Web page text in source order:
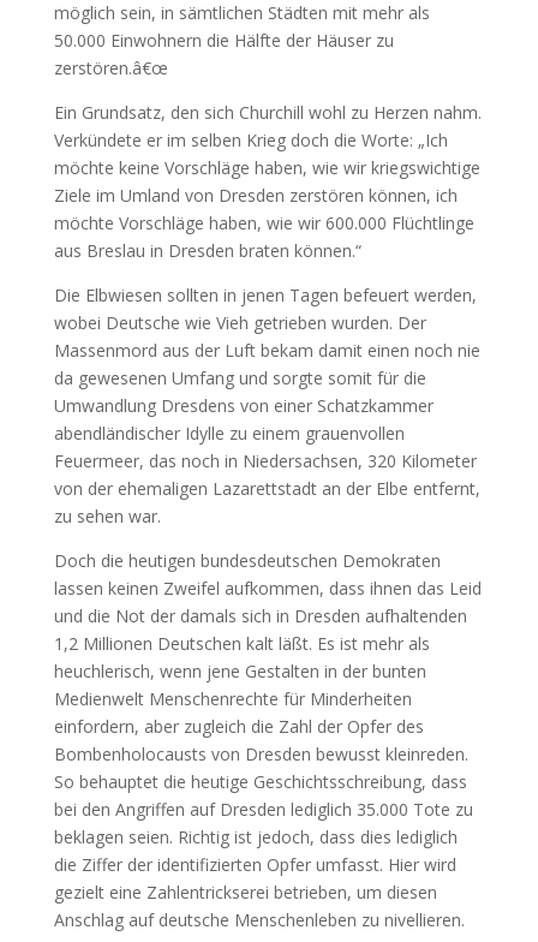
möglich sein, in sämtlichen Städten mit mehr als
50.000 Einwohnern die Hälfte der Häuser zu
zerstören.â€œ
Ein Grundsatz, den sich Churchill wohl zu Herzen nahm.
Verkündete er im selben Krieg doch die Worte: „Ich
möchte keine Vorschläge haben, wie wir kriegswichtige
Ziele im Umland von Dresden zerstören können, ich
möchte Vorschläge haben, wie wir 600.000 Flüchtlinge
aus Breslau in Dresden braten können.“
Die Elbwiesen sollten in jenen Tagen befeuert werden,
wobei Deutsche wie Vieh getrieben wurden. Der
Massenmord aus der Luft bekam damit einen noch nie
da gewesenen Umfang und sorgte somit für die
Umwandlung Dresdens von einer Schatzkammer
abendländischer Idylle zu einem grauenvollen
Feuermeer, das noch in Niedersachsen, 320 Kilometer
von der ehemaligen Lazarettstadt an der Elbe entfernt,
zu sehen war.
Doch die heutigen bundesdeutschen Demokraten
lassen keinen Zweifel aufkommen, dass ihnen das Leid
und die Not der damals sich in Dresden aufhaltenden
1,2 Millionen Deutschen kalt läßt. Es ist mehr als
heuchlerisch, wenn jene Gestalten in der bunten
Medienwelt Menschenrechte für Minderheiten
einfordern, aber zugleich die Zahl der Opfer des
Bombenholocausts von Dresden bewusst kleinreden.
So behauptet die heutige Geschichtsschreibung, dass
bei den Angriffen auf Dresden lediglich 35.000 Tote zu
beklagen seien. Richtig ist jedoch, dass dies lediglich
die Ziffer der identifizierten Opfer umfasst. Hier wird
gezielt eine Zahlentrickserei betrieben, um diesen
Anschlag auf deutsche Menschenleben zu nivellieren.